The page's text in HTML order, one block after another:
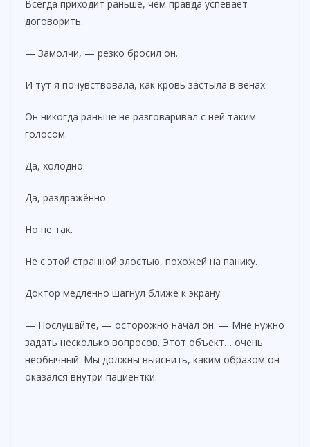
Всегда приходит раньше, чем правда успевает
договорить.
— Замолчи, — резко бросил он.
И тут я почувствовала, как кровь застыла в венах.
Он никогда раньше не разговаривал с ней таким
голосом.
Да, холодно.
Да, раздражённо.
Но не так.
Не с этой странной злостью, похожей на панику.
Доктор медленно шагнул ближе к экрану.
— Послушайте, — осторожно начал он. — Мне нужно
задать несколько вопросов. Этот объект… очень
необычный. Мы должны выяснить, каким образом он
оказался внутри пациентки.